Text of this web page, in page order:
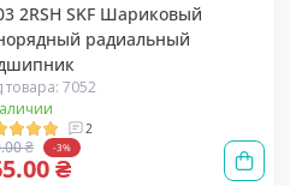
2RSH SKF Шариковый
радиальный
товара: 7052
2
₴ -3%
₴